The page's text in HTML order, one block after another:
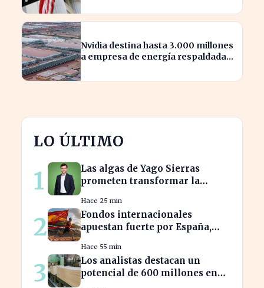
Nvidia destina hasta 3.000 millones
a empresa de energía respaldada
LO ÚLTIMO
1
Las algas de Yago Sierras
prometen transformar la
sostenibles
Hace 25 min
2
Fondos internacionales
apuestan fuerte por España,
20.000
Hace 55 min
3
Los analistas destacan un
potencial de 600 millones en